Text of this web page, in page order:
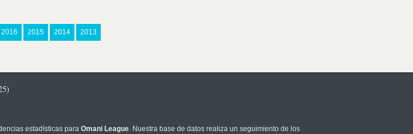
2016 2015 2014 2013
estadísticas para Omani League. Nuestra base de datos realiza un seguimiento de los